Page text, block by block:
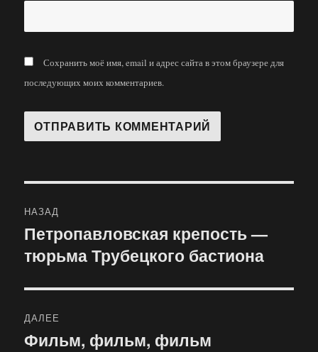
Сохранить моё имя, email и адрес сайта в этом браузере для
последующих моих комментариев.
по
записям
НАЗАД
Предыдущая
запись:
Петропавловская крепость —
тюрьма Трубецкого бастиона
ДАЛЕЕ
Следующая
Фильм, фильм, фильм